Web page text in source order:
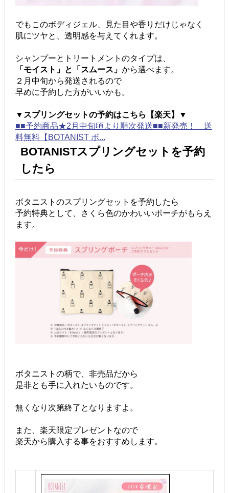
でもこのボディジェル、見た目や香りだけじゃなく
肌にツヤと、透明感を与えてくれます。
シャンプーとトリートメントのタイプは、
「モイスト」と「スムース」 から選べます。
２月中旬から発送されるので
早めに予約した方がいいかも。
▼スプリングセットの予約はこちら【楽天】▼
■■予約商品★2月中旬頃より順次発送■■新発売！ 送
料無料【BOTANIST ボ...
BOTANISTスプリングセットを予約
したら
ボタニストのスプリングセットを予約したら
予約特典として、さくら色のかわいいポーチがもらえ
ます。
ボタニストの柄で、非売品だから
是非とも手に入れたいものです。
無くなり次第終了となりますよ。
また、楽天限定プレゼントなので
楽天から購入する事をおすすめします。